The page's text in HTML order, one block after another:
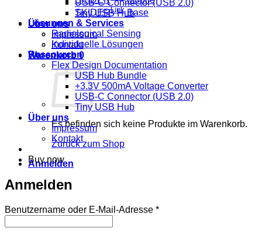
USB-C Connector (USB 2.0)
Tiny USB Hub
Über uns
Impressum
Kontakt
Warenkorb0
Es befinden sich keine Produkte im Warenkorb.
Zurück zum Shop
Anmelden
SKIDERLinkBase
Lösungen & Services
Radiological Sensing
Individuelle Lösungen
Ressourcen
Flex Design Documentation
USB Hub Bundle
+3.3V 500mA Voltage Converter
USB-C Connector (USB 2.0)
Tiny USB Hub
Über uns
Impressum
Kontakt
Buy now
Anmelden
Benutzername oder E-Mail-Adresse *Erforderlich